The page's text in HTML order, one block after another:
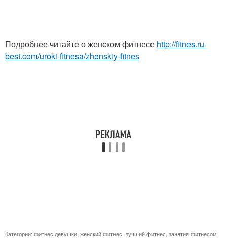
Подробнее читайте о женском фитнесе http://fitnes.ru-
best.com/uroki-fitnesa/zhenskiy-fitnes
Категории: фитнес девушки женский фитнес лучший фитнес занятия фитнесом